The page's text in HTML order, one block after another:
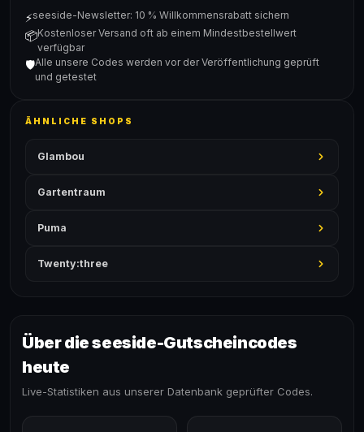
⚡seeside-Newsletter: 10 % Willkommensrabatt sichern
📦Kostenloser Versand oft ab einem Mindestbestellwert
verfügbar
🛡️Alle unsere Codes werden vor der Veröffentlichung geprüft
und getestet
ÄHNLICHE SHOPS
Glambou
Gartentraum
Puma
Twenty:three
Über die seeside-Gutscheincodes
heute
Live-Statistiken aus unserer Datenbank geprüfter Codes.